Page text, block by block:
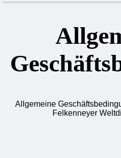
Allgemeine
Felkenneyer